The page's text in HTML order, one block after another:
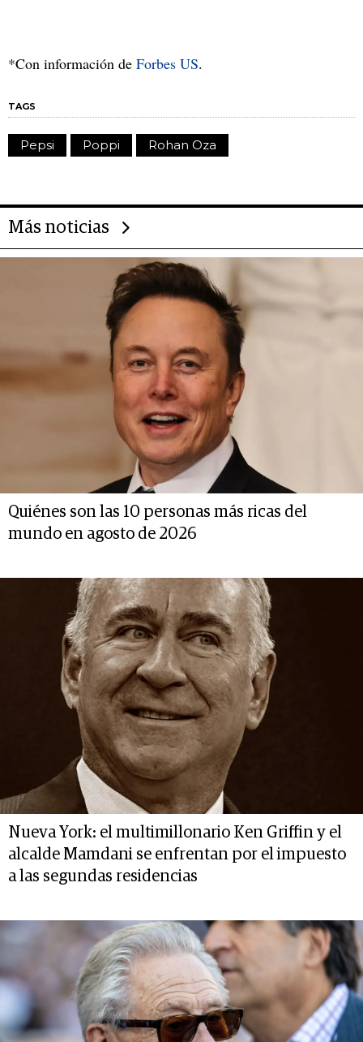
*Con información de Forbes US.
TAGS
Pepsi Poppi Rohan Oza
Más noticias
Quiénes son las 10 personas más ricas del
mundo en agosto de 2026
Nueva York: el multimillonario Ken Griffin y el
alcalde Mamdani se enfrentan por el impuesto
a las segundas residencias